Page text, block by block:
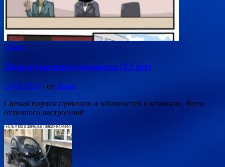
Юмор
Новые смешные комиксы (13 шт)
24.06.2019 - от admin
Свежая порция приколов и забавностей в комиксах. Всем
отличного настроения!